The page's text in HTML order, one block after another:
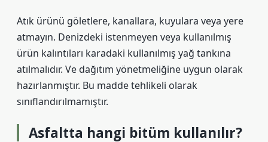
Atık ürünü göletlere, kanallara, kuyulara veya yere
atmayın. Denizdeki istenmeyen veya kullanılmış
ürün kalıntıları karadaki kullanılmış yağ tankına
atılmalıdır. Ve dağıtım yönetmeliğine uygun olarak
hazırlanmıştır. Bu madde tehlikeli olarak
sınıflandırılmamıştır.
Asfaltta hangi bitüm kullanılır?